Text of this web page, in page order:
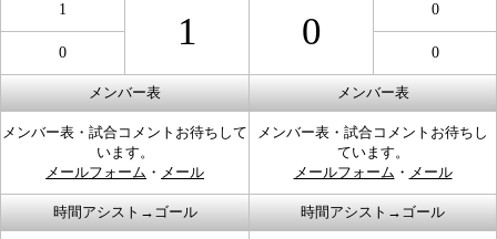
1
1 0
0
0 0
メンバー表 メンバー表
メンバー表・試合コメントお待ちして
います。
メールフォーム ・ メール
メンバー表・試合コメントお待ちし
ています。
メールフォーム ・ メール
時間アシスト→ゴール 時間アシスト→ゴール